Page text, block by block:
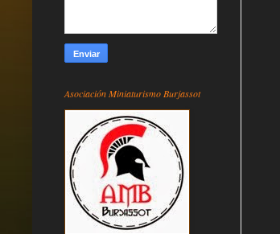
Asociación Miniaturismo Burjassot